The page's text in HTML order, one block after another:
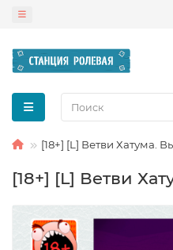
[18+] [L] Ветви Хатума.
[18+] [L] Ветви